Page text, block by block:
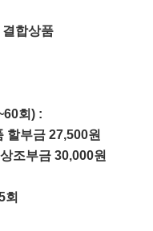
합상품
회) :
할부금 27,500원
조부금 30,000원
회